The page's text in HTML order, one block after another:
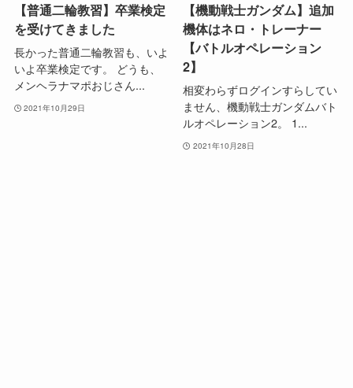
【普通二輪教習】卒業検定
を受けてきました
長かった普通二輪教習も、いよ
いよ卒業検定です。 どうも、
メンヘラナマポおじさん...
2021年10月29日
【機動戦士ガンダム】追加
機体はネロ・トレーナー
【バトルオペレーション
2】
相変わらずログインすらしてい
ません、機動戦士ガンダムバト
ルオペレーション2。 1...
2021年10月28日